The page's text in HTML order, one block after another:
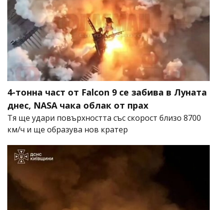
4-тонна част от Falcon 9 се забива в Луната
днес, NASA чака облак от прах
Тя ще удари повърхността със скорост близо 8700
км/ч и ще образува нов кратер